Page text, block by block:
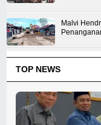
Malvi
TOP NEWS